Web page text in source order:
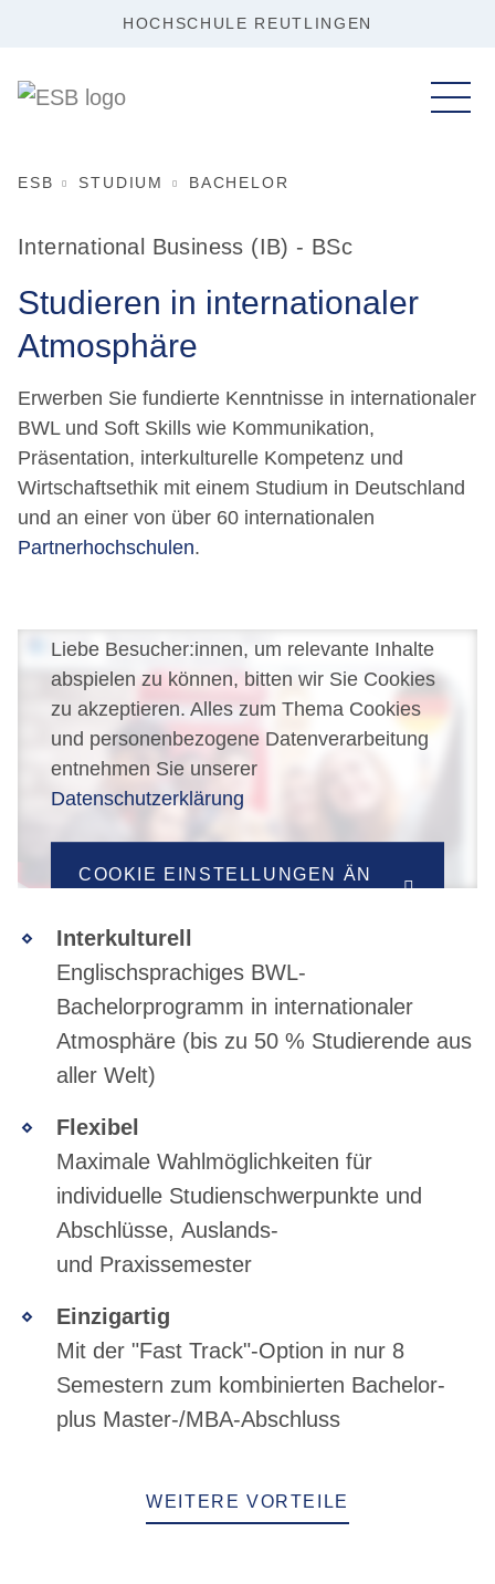
HOCHSCHULE REUTLINGEN
ESB STUDIUM BACHELOR
International Business (IB) - BSc
Studieren in internationaler
Atmosphäre
Erwerben Sie fundierte Kenntnisse in internationaler
BWL und Soft Skills wie Kommunikation,
Präsentation, interkulturelle Kompetenz und
Wirtschaftsethik mit einem Studium in Deutschland
und an einer von über 60 internationalen
Partnerhochschulen.
Liebe Besucher:innen, um relevante Inhalte
abspielen zu können, bitten wir Sie Cookies
zu akzeptieren. Alles zum Thema Cookies
und personenbezogene Datenverarbeitung
entnehmen Sie unserer
Datenschutzerklärung
COOKIE EINSTELLUNGEN ÄN
Interkulturell
Englischsprachiges BWL-
Bachelorprogramm in internationaler
Atmosphäre (bis zu 50 % Studierende aus
aller Welt)
Flexibel
Maximale Wahlmöglichkeiten für
individuelle Studienschwerpunkte und
Abschlüsse, Auslands-
und Praxissemester
Einzigartig
Mit der "Fast Track"-Option in nur 8
Semestern zum kombinierten Bachelor-
plus Master-/MBA-Abschluss
WEITERE VORTEILE